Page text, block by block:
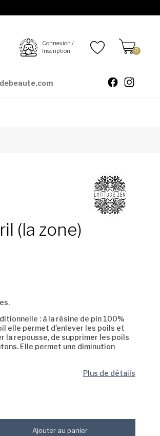
Connexion /
Inscription
0
(la zone)
: à la résine de pin 100%
elle permet d’enlever les poils et
repousse, de supprimer les poils
Elle permet une diminution
Plus de détails
Ajouter au panier